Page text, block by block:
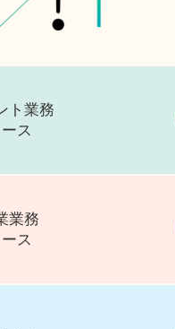
ト業務
ス
業務
ス